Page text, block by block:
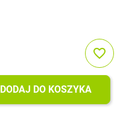
DODAJ DO KOSZYKA
favorite_border